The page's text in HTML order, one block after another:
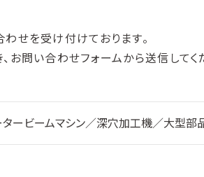
せを受け付けております。
お問い合わせフォームから送信してく